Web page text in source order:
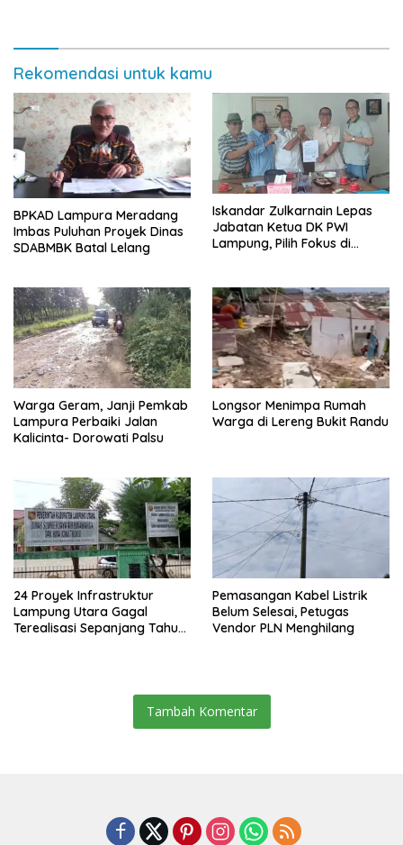
Rekomendasi untuk kamu
BPKAD Lampura Meradang
Imbas Puluhan Proyek Dinas
SDABMBK Batal Lelang
Iskandar Zulkarnain Lepas
Jabatan Ketua DK PWI
Lampung, Pilih Fokus di
Warga Geram, Janji Pemkab
Lampura Perbaiki Jalan
Kalicinta- Dorowati Palsu
Longsor Menimpa Rumah
Warga di Lereng Bukit Randu
24 Proyek Infrastruktur
Lampung Utara Gagal
Terealisasi Sepanjang Tahun
Pemasangan Kabel Listrik
Belum Selesai, Petugas
Vendor PLN Menghilang
Tambah Komentar